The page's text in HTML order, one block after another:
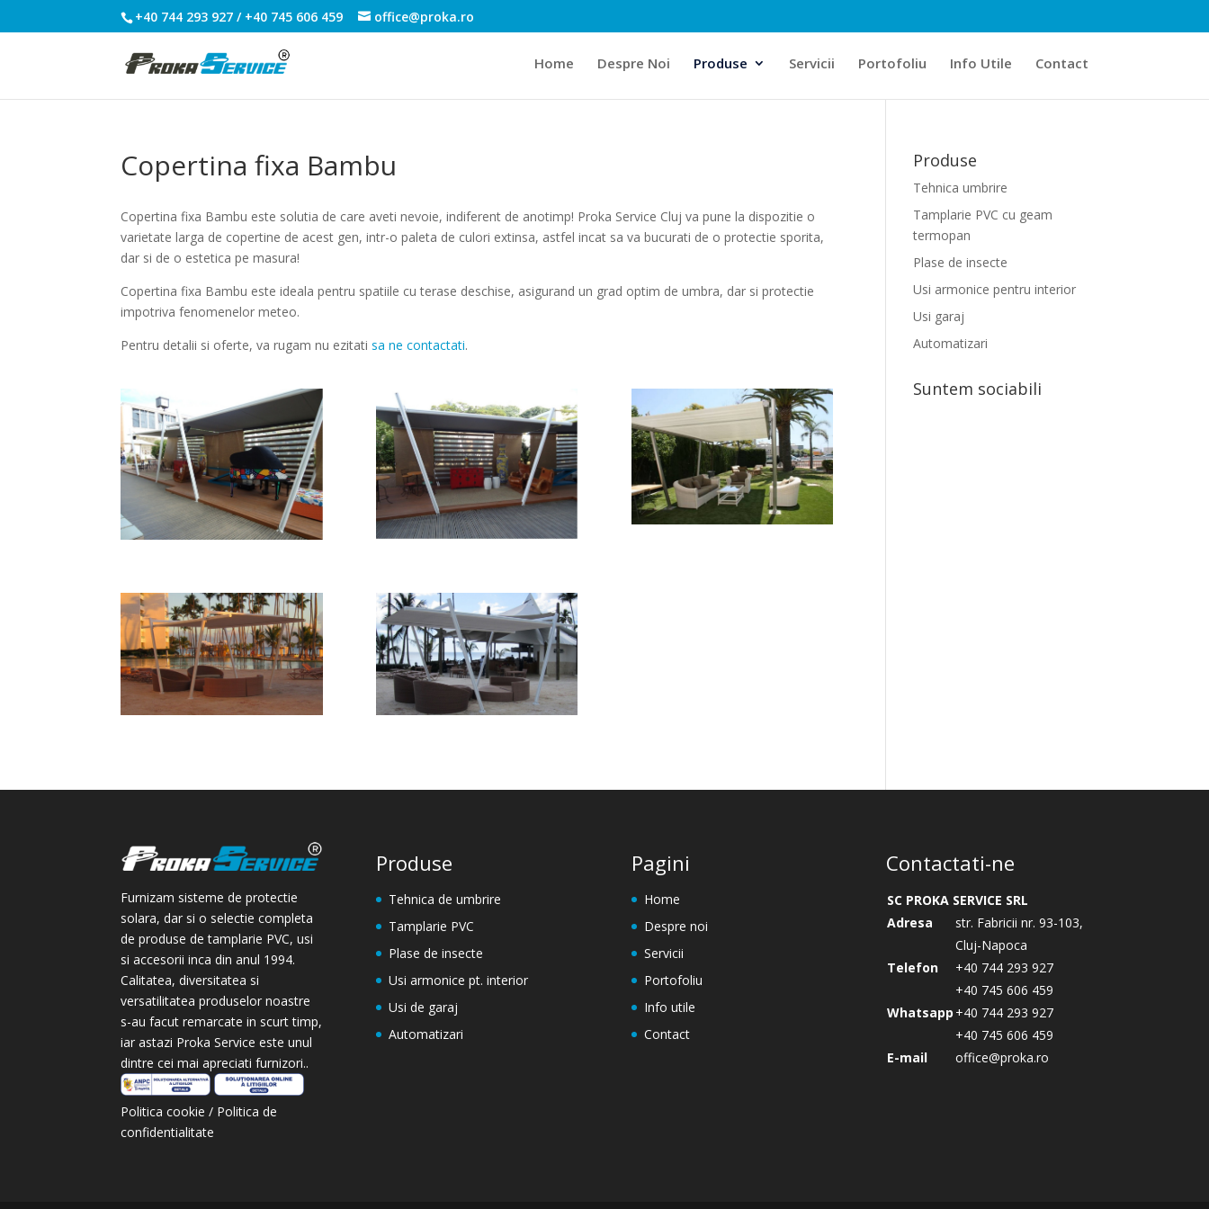
+40 744 293 927 / +40 745 606 459 office@proka.ro
Home Despre Noi Produse Servicii Portofoliu Info Utile Contact
Copertina fixa Bambu
Copertina fixa Bambu este solutia de care aveti nevoie, indiferent de anotimp! Proka Service Cluj va pune la dispozitie o
varietate larga de copertine de acest gen, intr-o paleta de culori extinsa, astfel incat sa va bucurati de o protectie sporita,
dar si de o estetica pe masura!
Copertina fixa Bambu este ideala pentru spatiile cu terase deschise, asigurand un grad optim de umbra, dar si protectie
impotriva fenomenelor meteo.
Pentru detalii si oferte, va rugam nu ezitatisa ne contactati.
Produse
Tehnica umbrire
Tamplarie PVC cu geam
termopan
Plase de insecte
Usi armonice pentru interior
Usi garaj
Automatizari
Suntem sociabili
Furnizam sisteme de protectie
solara, dar si o selectie completa
de produse de tamplarie PVC, usi
si accesorii inca din anul 1994.
Calitatea, diversitatea si
versatilitatea produselor noastre
s-au facut remarcate in scurt timp,
iar astazi Proka Service este unul
dintre cei mai apreciati furnizori..
Politica cookie/ Politica de
confidentialitate
Produse
Tehnica de umbrire
Tamplarie PVC
Plase de insecte
Usi armonice pt. interior
Usi de garaj
Automatizari
Pagini
Home
Despre noi
Servicii
Portofoliu
Info utile
Contact
Contactati-ne
SC PROKA SERVICE SRL
Adresa
str. Fabricii nr. 93-103,
Cluj-Napoca
Telefon
+40 744 293 927
+40 745 606 459
Whatsapp +40 744 293 927
+40 745 606 459
E-mail
office@proka.ro